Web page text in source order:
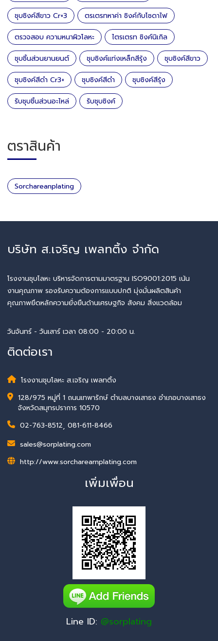
ชุบซิงค์สีขาว Cr+3 ตรเตรทหาค่า ซิงค์กับโซดาไฟ
ตรวจสอบ ความหนาผิวโลหะ ไตรเตรท ซิงค์นิเกิล
ชุบชิ้นส่วนยานยนต์ ชุบซิงค์แท่งเหล็กสีรุ้ง ชุบซิงค์สีขาว
ชุบซิงค์สีดำ Cr3+ ชุบซิงค์สีดำ ชุบซิงค์สีรุ้ง
รับชุบชิ้นส่วนอะไหล่ รับชุบซิงค์
ตราสินค้า
Sorchareanplating
บริษัท ส.เจริญ เพลทติ้ง จำกัด
โรงงานชุบโลหะ บริหารจัดการตามมาตรฐาน ISO9001:2015 เน้น
งานคุณภาพ รองรับความต้องการแบบปกติ มุ่งมั่นผลิตสินค้า
คุณภาพยึดหลักความยั่งยืนด้านเศรษฐกิจ สังคม สิ่งแวดล้อม
วันจันทร์ - วันเสาร์ เวลา 08:00 - 20:00 น.
ติดต่อเรา
โรงงานชุบโลหะ ส.เจริญ เพลทติ้ง
128/975 หมู่ที่ 1 ถนนเทพารักษ์ ตำบลบางเสาธง อำเภอบางเสาธง
จังหวัดสมุทรปราการ 10570
02-763-8512, 081-611-8466
sales@sorplating.com
http://www.sorcharearnplating.com
เพิ่มเพื่อน
Line ID: @sorplating